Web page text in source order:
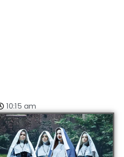
10:15 am